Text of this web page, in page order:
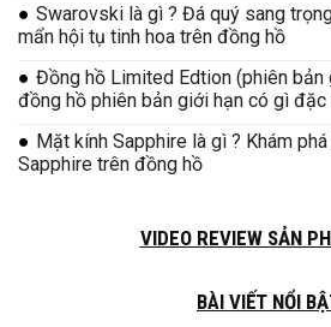
Swarovski là gì ? Đá quý sang
mẩn hội tụ tinh hoa trên đồng hồ
Đồng hồ Limited Edtion (phiên bản
đồng hồ phiên bản giới hạn có gì đặc
Mặt kính Sapphire là gì ? Khám
Sapphire trên đồng hồ
VIDEO REVIEW SẢN
BÀI VIẾT NỔI